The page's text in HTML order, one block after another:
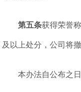
第五条获得荣誉
及以上处分，公司将
本办法自公布之